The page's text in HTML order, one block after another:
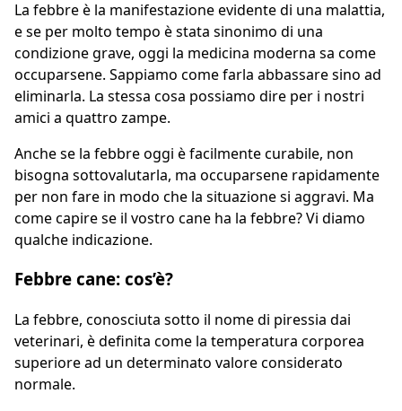
La febbre è la manifestazione evidente di una malattia,
e se per molto tempo è stata sinonimo di una
condizione grave, oggi la medicina moderna sa come
occuparsene. Sappiamo come farla abbassare sino ad
eliminarla. La stessa cosa possiamo dire per i nostri
amici a quattro zampe.
Anche se la febbre oggi è facilmente curabile, non
bisogna sottovalutarla, ma occuparsene rapidamente
per non fare in modo che la situazione si aggravi. Ma
come capire se il vostro cane ha la febbre? Vi diamo
qualche indicazione.
Febbre cane: cos’è?
La febbre, conosciuta sotto il nome di piressia dai
veterinari, è definita come la temperatura corporea
superiore ad un determinato valore considerato
normale.